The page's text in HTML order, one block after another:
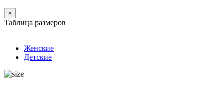
×
Таблица размеров
Женские
Детские